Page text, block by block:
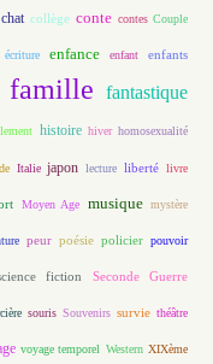
chat collège conte contes Couple
écriture enfance enfant enfants
famille fantastique
histoire hiver homosexualité
Italie japon lecture liberté livre
Moyen Age musique mystère
peur poésie policier pouvoir
fiction Seconde Guerre
souris Souvenirs survie théâtre
voyage temporel Western XIXème